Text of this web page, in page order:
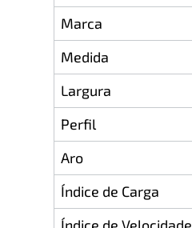
Marca
Medida
Largura
Perfil
Aro
Índice de Carga